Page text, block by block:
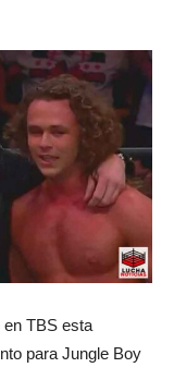
TBS esta
para Jungle Boy